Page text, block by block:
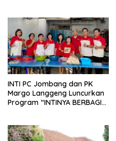
INTI PC Jombang dan PK
Margo Langgeng Luncurkan
Program “INTINYA BERBAGI”,